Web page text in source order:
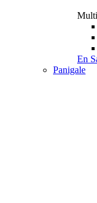
En
Panigale